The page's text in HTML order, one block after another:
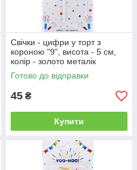
Свічки - цифри у торт з
короною "9", висота - 5 см,
колір - золото металік
Готово до відправки
45 ₴
Купити